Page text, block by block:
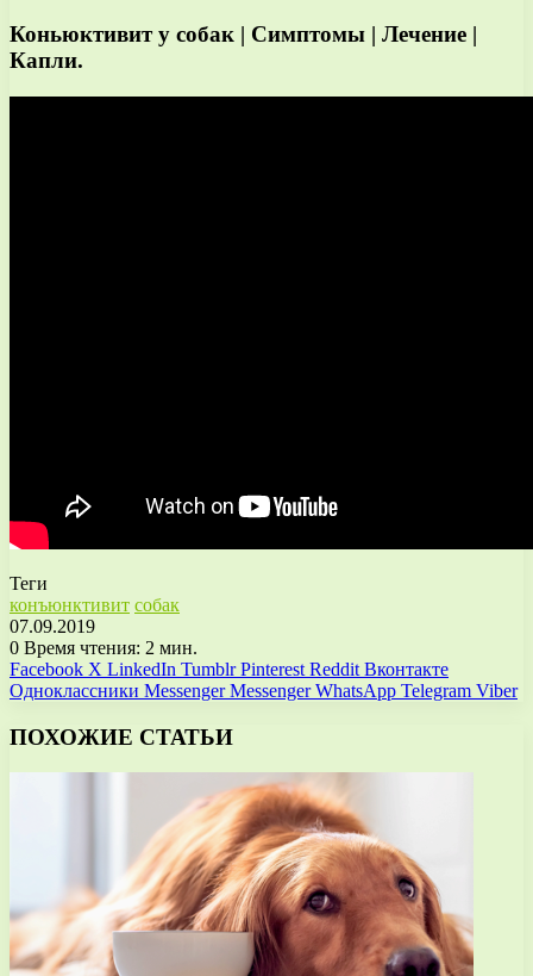
Коньюктивит у собак | Симптомы | Лечение |
Капли.
Теги
конъюнктивит собак
07.09.2019
0 Время чтения: 2 мин.
Facebook X LinkedIn Tumblr Pinterest Reddit Вконтакте
Одноклассники Messenger Messenger WhatsApp Telegram Viber
ПОХОЖИЕ СТАТЬИ